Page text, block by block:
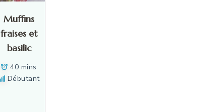
Muffins
fraises et
basilic
40 mins
Débutant